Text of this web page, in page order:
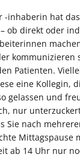
-inhaberin hat
ob direkt oder
kommunizieren
Patienten.
eine Kollegin,
gelassen und
nur
Sie nach
Mittagspause
ab 14 Uhr nur